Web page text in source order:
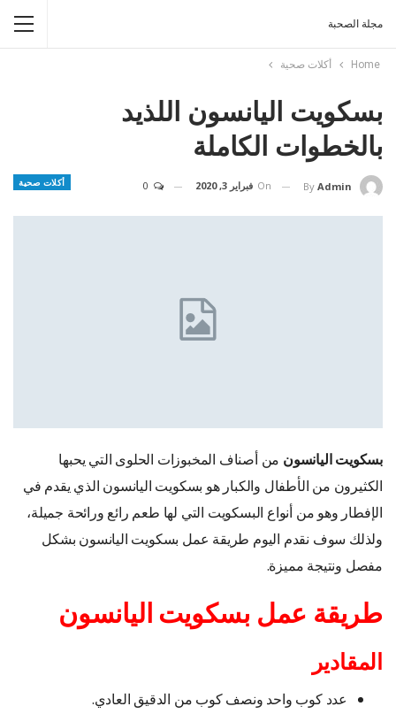
مجلة الصحبة
Home أكلات صحية
بسكويت اليانسون اللذيد
بالخطوات الكاملة
أكلات صحية By Admin
On فبراير 3, 2020
بسكويت اليانسون من أصناف المخبوزات الحلوى التي يحبها
الكثيرون من الأطفال والكبار هو بسكويت اليانسون الذي يقدم في
الإفطار وهو من أنواع البسكويت التي لها طعم رائع ورائحة جميلة،
ولذلك سوف نقدم اليوم طريقة عمل بسكويت اليانسون بشكل
مفصل ونتيجة مميزة.
طريقة عمل بسكويت اليانسون
المقادير
عدد كوب واحد ونصف كوب من الدقيق العادي.